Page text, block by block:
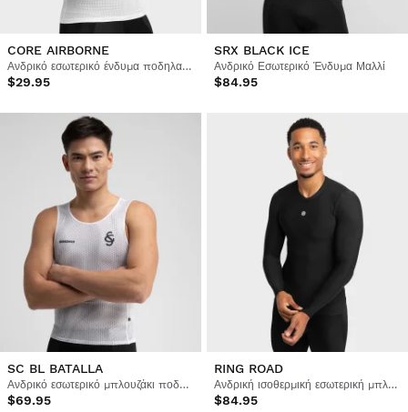
CORE AIRBORNE
Ανδρικό εσωτερικό ένδυμα ποδηλασίας
$29.95
SRX BLACK ICE
Ανδρικό Εσωτερικό Ένδυμα Μαλλί
$84.95
SC BL BATALLA
Ανδρικό εσωτερικό μπλουζάκι ποδηλασίας Real Sporting de Gijón x Siroko
$69.95
RING ROAD
Ανδρική ισοθερμική εσωτερική μπλούζα ποδηλασίας gravel
$84.95